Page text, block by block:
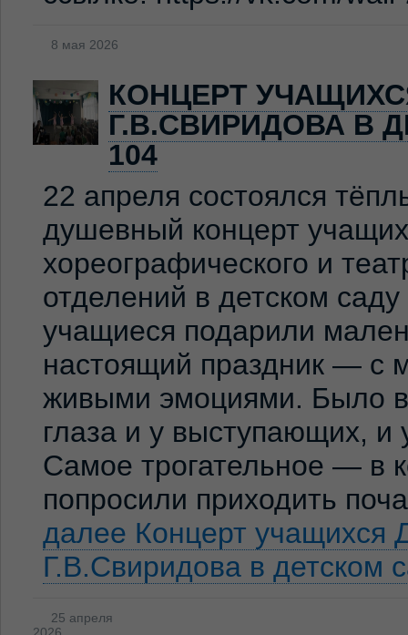
8 мая 2026
КОНЦЕРТ
Г.В.СВИРИДОВА В
104
22 апреля состоялся
душевный концерт
хореографического и
отделений в детском
учащиеся подарили
настоящий праздник — с
живыми эмоциями. Было
глаза и у выступающих,
Самое трогательное — в
попросили приходить
далее Концерт
Г.В.Свиридова в детском
25 апреля